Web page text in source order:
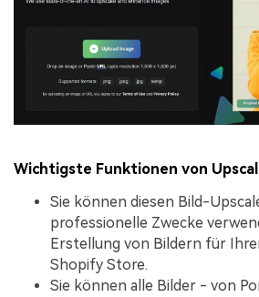
Wichtigste Funktionen von
Sie können diesen Bild-
professionelle Zwecke
Erstellung von Bildern für
Shopify Store.
Sie können alle Bilder - von